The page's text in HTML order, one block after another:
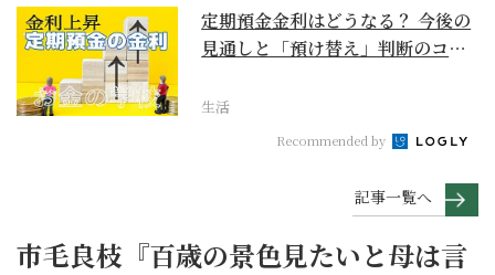
定期預金金利はどうなる？ 今後の
見通しと「預け替え」判断のコツ
生活
Recommended by
記事一覧へ
市毛良枝『百歳の景色見たいと母は言